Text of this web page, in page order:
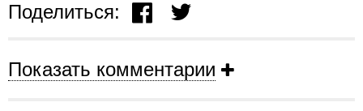
Поделиться:
Показать комментарии